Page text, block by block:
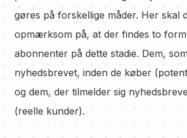
gøres på forskellige måder. Her skal
opmærksom på, at der findes to
abonnenter på dette stadie. Dem,
nyhedsbrevet, inden de køber
og dem, der tilmelder sig
(reelle kunder).